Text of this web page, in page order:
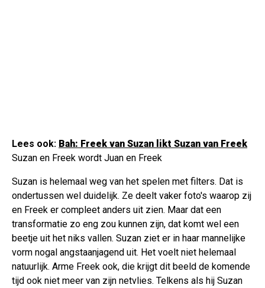
Lees ook: Bah: Freek van Suzan likt Suzan van Freek
Suzan en Freek wordt Juan en Freek
Suzan is helemaal weg van het spelen met filters. Dat is
ondertussen wel duidelijk. Ze deelt vaker foto's waarop zij
en Freek er compleet anders uit zien. Maar dat een
transformatie zo eng zou kunnen zijn, dat komt wel een
beetje uit het niks vallen. Suzan ziet er in haar mannelijke
vorm nogal angstaanjagend uit. Het voelt niet helemaal
natuurlijk. Arme Freek ook, die krijgt dit beeld de komende
tijd ook niet meer van zijn netvlies. Telkens als hij Suzan